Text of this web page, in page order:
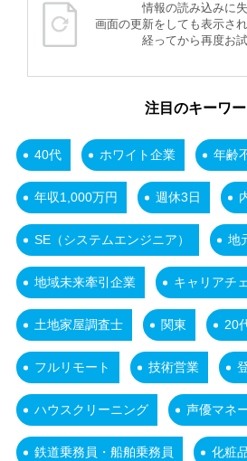
情報の読み込みに
画面の更新をしても表示さ
経ってから再度お
注目のキーワ
40代 ホワイト企業 年齢
年収1,000万円 週休3日
SE（システムエンジニア） 地
地域未来牽引企業 キャリアチ
土地家屋調査士 関東 20
フルリモート 技術営業
ハウスクリーニング 声優マネ
鉄道乗務員・船舶乗務員 化粧